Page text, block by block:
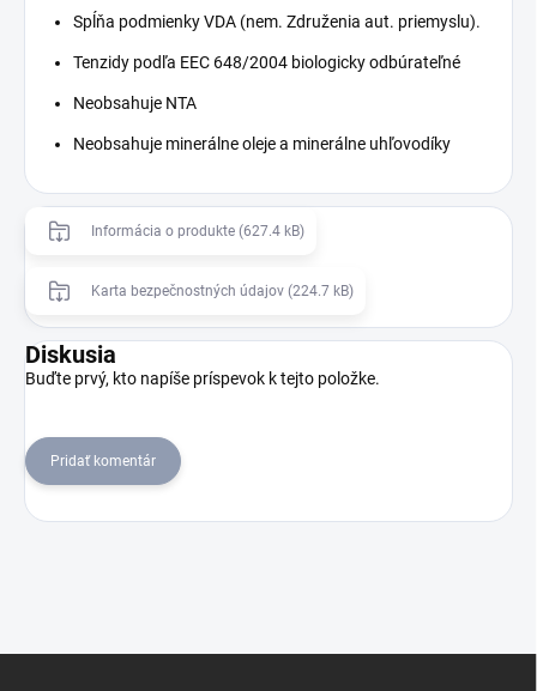
Spĺňa podmienky VDA (nem. Združenia aut. priemyslu).
Tenzidy podľa EEC 648/2004 biologicky odbúrateľné
Neobsahuje NTA
Neobsahuje minerálne oleje a minerálne uhľovodíky
Informácia o produkte (627.4 kB)
Karta bezpečnostných údajov (224.7 kB)
Diskusia
Buďte prvý, kto napíše príspevok k tejto položke.
Pridať komentár